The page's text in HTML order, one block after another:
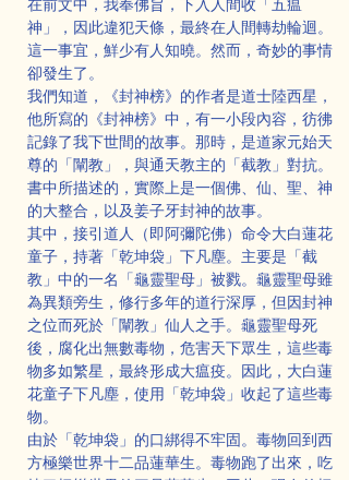
在前文中，我奉佛旨，下入人間收「五瘟
神」，因此違犯天條，最終在人間轉劫輪迴。
這一事宜，鮮少有人知曉。然而，奇妙的事情
卻發生了。
我們知道，《封神榜》的作者是道士陸西星，
他所寫的《封神榜》中，有一小段內容，彷彿
記錄了我下世間的故事。那時，是道家元始天
尊的「闡教」，與通天教主的「截教」對抗。
書中所描述的，實際上是一個佛、仙、聖、神
的大整合，以及姜子牙封神的故事。
其中，接引道人（即阿彌陀佛）命令大白蓮花
童子，持著「乾坤袋」下凡塵。主要是「截
教」中的一名「龜靈聖母」被戮。龜靈聖母雖
為異類旁生，修行多年的道行深厚，但因封神
之位而死於「闡教」仙人之手。龜靈聖母死
後，腐化出無數毒物，危害天下眾生，這些毒
物多如繁星，最終形成大瘟疫。因此，大白蓮
花童子下凡塵，使用「乾坤袋」收起了這些毒
物。
由於「乾坤袋」的口綁得不牢固。毒物回到西
方極樂世界十二品蓮華生。毒物跑了出來，吃